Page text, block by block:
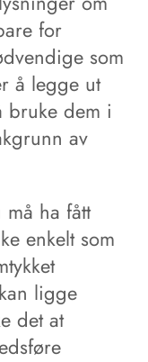
for
som
å legge ut
bruke dem i
av
ha fått
enkelt som
ligge
det at